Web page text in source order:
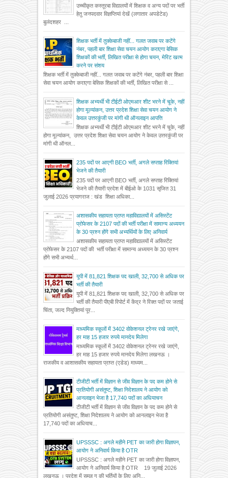
उच्चीकृत कस्तूरबा विद्यालयों में शिक्षक व अन्य पदों पर भर्ती
हेतु जनपदवार विज्ञप्तियां देखें (लगातार अपडेटेड)
बुलंदशहर ...
शिक्षक भर्ती में तुक्केबाजी नहीं... गलत जवाब पर कटेंगे
नंबर, पहली बार शिक्षा सेवा चयन आयोग कराएगा बेसिक
शिक्षकों की भर्ती, लिखित परीक्षा से होगा चयन, मेरिट खत्म
करने पर संशय
शिक्षक भर्ती में तुक्केबाजी नहीं... गलत जवाब पर कटेंगे नंबर, पहली बार शिक्षा
सेवा चयन आयोग कराएगा बेसिक शिक्षकों की भर्ती, लिखित परीक्षा से ...
शिक्षक अभ्यर्थी भी टीईटी ओएमआर शीट भरने में चूके, नहीं
होगा मूल्यांकन, उत्तर प्रदेश शिक्षा सेवा चयन आयोग ने
केवल उत्तरकुंजी पर मांगी थी ऑनलाइन आपत्ति
शिक्षक अभ्यर्थी भी टीईटी ओएमआर शीट भरने में चूके, नहीं
होगा मूल्यांकन, उत्तर प्रदेश शिक्षा सेवा चयन आयोग ने केवल उत्तरकुंजी पर
मांगी थी ऑनल...
235 पदों पर आएगी BEO भर्ती, अगले सप्ताह रिक्तियां
भेजने की तैयारी
235 पदों पर आएगी BEO भर्ती, अगले सप्ताह रिक्तियां
भेजने की तैयारी प्रदेश में बीईओ के 1031 सृजित 31
जुलाई 2026 प्रयागराज : खंड शिक्षा अधिका...
अशासकीय सहायता प्राप्त महाविद्यालयों में असिस्टेंट
प्रोफेसर के 2107 पदों की भर्ती परीक्षा में सामान्य अध्ययन
के 30 प्रश्न होंगे सभी अभ्यर्थियों के लिए अनिवार्य
अशासकीय सहायता प्राप्त महाविद्यालयों में असिस्टेंट
प्रोफेसर के 2107 पदों की भर्ती परीक्षा में सामान्य अध्ययन के 30 प्रश्न
होंगे सभी अभ्यर्थ...
यूपी में 81,821 शिक्षक पद खाली, 32,700 से अधिक पर
भर्ती की तैयारी
यूपी में 81,821 शिक्षक पद खाली, 32,700 से अधिक पर
भर्ती की तैयारी पीएबी रिपोर्ट में केंद्र ने रिक्त पदों पर जताई
चिंता, जल्द नियुक्तियां पूर...
माध्यमिक स्कूलों में 3402 वोकेशनल ट्रेनर रखे जाएंगे,
हर माह 15 हजार रुपये मानदेय मिलेगा
माध्यमिक स्कूलों में 3402 वोकेशनल ट्रेनर रखे जाएंगे,
हर माह 15 हजार रुपये मानदेय मिलेगा लखनऊ ।
राजकीय व आशासकीय सहायता प्राप्त (एडेड) माध्यम...
टीजीटी भर्ती में विज्ञान से जीव विज्ञान के पद कम होने से
प्रतियोगी असंतुष्ट, शिक्षा निदेशालय ने आयोग को
आनलाइन भेजा है 17,740 पदों का अधियाचन
टीजीटी भर्ती में विज्ञान से जीव विज्ञान के पद कम होने से
प्रतियोगी असंतुष्ट, शिक्षा निदेशालय ने आयोग को आनलाइन भेजा है
17,740 पदों का अधियाच...
UPSSSC : अगले महीने PET का जारी होगा विज्ञापन,
आयोग ने अनिवार्य किया है OTR
UPSSSC : अगले महीने PET का जारी होगा विज्ञापन,
आयोग ने अनिवार्य किया है OTR 19 जुलाई 2026
लखनऊ । प्रदेश में समूह ग की भर्तियों के लिए अनि...